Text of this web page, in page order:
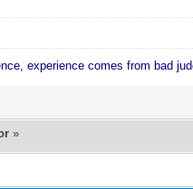
experience comes from bad
»